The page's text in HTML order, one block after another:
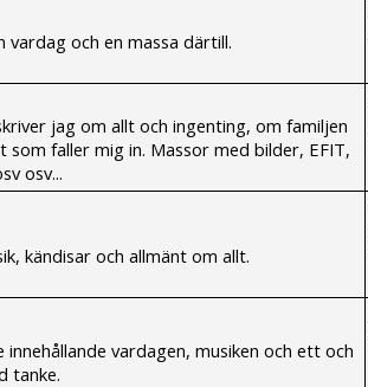
vardag och en massa därtill.
jag om allt och ingenting, om familjen
som faller mig in. Massor med bilder, EFIT,
osv...
kändisar och allmänt om allt.
vardagen, musiken och ett och
tanke.